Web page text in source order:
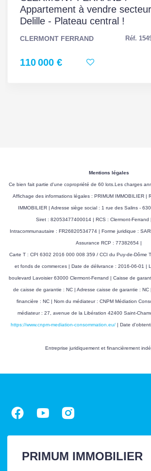
Diagnostic
Energétique
320
estimé des dépenses
1680 EUR
Montant maximum
estimé des dépenses
annuelles d'énergie
pour un usage
2310 EUR
Appartement à vendre secteur
Delille - Plateau central !
CLERMONT FERRAND Réf.
110 000 €
Mentions légales
Ce bien fait partie d'une copropriété de 60 lots.Les charges
Affichage des informations légales : PRIMUM IMMOBILIER |
IMMOBILIER | Adresse siège social : 1 rue des Salins -
Siret : 82053477400014 | RCS : Clermont-Ferrand
Intracommunautaire : FR26820534774 | Forme juridique :
Assurance RCP : 77382654 |
Carte T : CPI 6302 2016 000 008 359 / CCI du Puy-de-Dôme
et fonds de commerces | Date de délivrance : 2016-06-01 |
boulevard Lavoisier 63000 Clermont-Ferrand | Caisse de
de caisse de garantie : NC | Adresse caisse de garantie :
financière : NC | Nom du médiateur : CNPM Médiation
médiateur : 27, avenue de la Libération 42400 Saint-
https://www.cnpm-mediation-consommation.eu/| Date
Entreprise juridiquement et financièrement
PRIMUM IMMOBILIER